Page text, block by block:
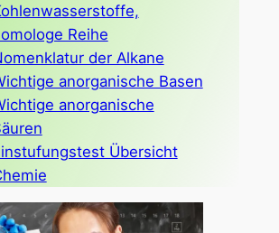
Reihe
der Alkane
anorganische Basen
anorganische
Übersicht